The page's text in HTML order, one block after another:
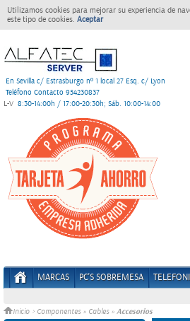
Utilizamos cookies para mejorar su experiencia de
este tipo de cookies. Aceptar
En Sevilla c/ Estrasburgo nº 1 local 27 Esq. c/ Lyon
Teléfono Contacto 954230837
L-V 8:30-14:00h / 17:00-20:30h; Sáb. 10:00-14:00
MARCAS PC'S SOBREMESA
Inicio > Componentes » Cables » Accesorios